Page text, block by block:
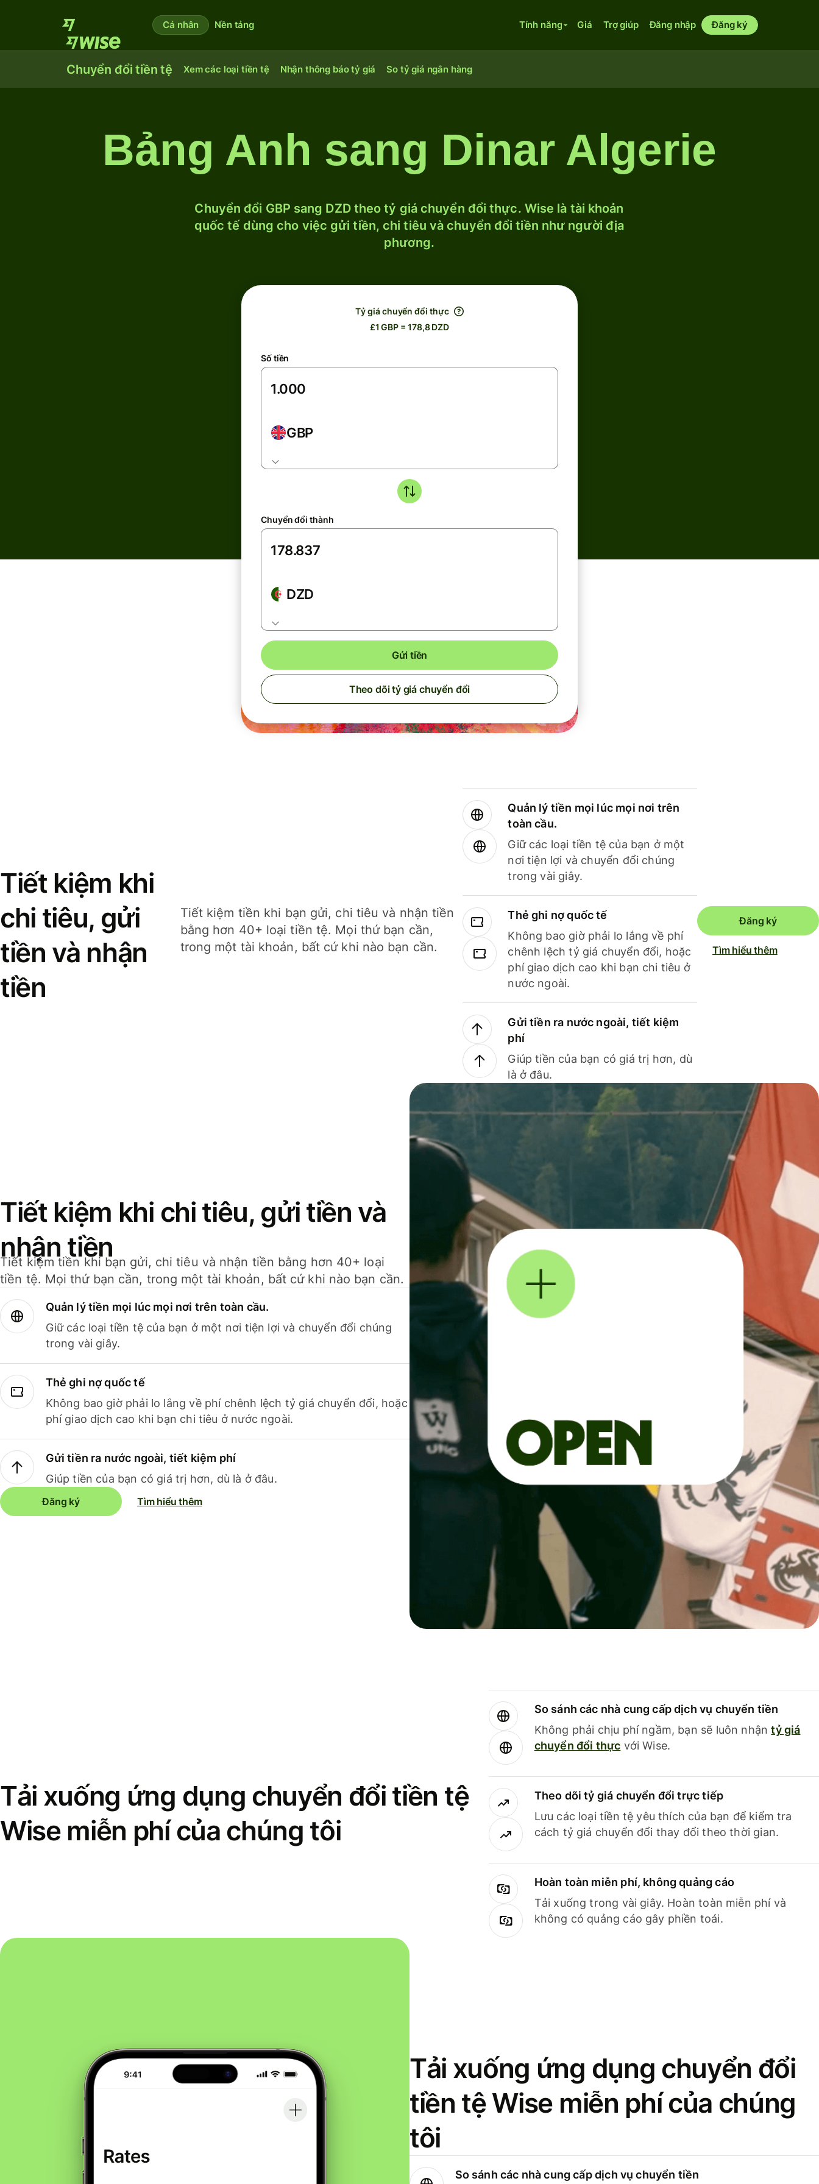
Cá nhân Nền tảng Tính năng Giá Trợ giúp Đăng nhập Đăng ký
Chuyển đổi tiền tệ Xem các loại tiền tệ Nhận thông báo tỷ giá So tỷ giá ngân hàng
Bảng Anh sang Dinar Algerie
Chuyển đổi GBP sang DZD theo tỷ giá chuyển đổi thực. Wise là tài khoản
quốc tế dùng cho việc gửi tiền, chi tiêu và chuyển đổi tiền như người địa
phương.
Tỷ giá chuyển đổi thực
£1 GBP = 178,8 DZD
Số tiền
GBP
Chuyển đổi thành
DZD
Gửi tiền
Theo dõi tỷ giá chuyển đổi
Tiết kiệm khi
chi tiêu, gửi
tiền và nhận
tiền
Tiết kiệm tiền khi bạn gửi, chi tiêu và nhận tiền
bằng hơn 40+ loại tiền tệ. Mọi thứ bạn cần,
trong một tài khoản, bất cứ khi nào bạn cần.
Quản lý tiền mọi lúc mọi nơi trên
toàn cầu.
Giữ các loại tiền tệ của bạn ở một
nơi tiện lợi và chuyển đổi chúng
trong vài giây.
Thẻ ghi nợ quốc tế
Không bao giờ phải lo lắng về phí
chênh lệch tỷ giá chuyển đổi, hoặc
phí giao dịch cao khi bạn chi tiêu ở
nước ngoài.
Gửi tiền ra nước ngoài, tiết kiệm
phí
Giúp tiền của bạn có giá trị hơn, dù
là ở đâu.
Đăng ký
Tìm hiểu thêm
Tiết kiệm khi chi tiêu, gửi tiền và
nhận tiền
Tiết kiệm tiền khi bạn gửi, chi tiêu và nhận tiền bằng hơn 40+ loại
tiền tệ. Mọi thứ bạn cần, trong một tài khoản, bất cứ khi nào bạn cần.
Quản lý tiền mọi lúc mọi nơi trên toàn cầu.
Giữ các loại tiền tệ của bạn ở một nơi tiện lợi và chuyển đổi chúng
trong vài giây.
Thẻ ghi nợ quốc tế
Không bao giờ phải lo lắng về phí chênh lệch tỷ giá chuyển đổi, hoặc
phí giao dịch cao khi bạn chi tiêu ở nước ngoài.
Gửi tiền ra nước ngoài, tiết kiệm phí
Giúp tiền của bạn có giá trị hơn, dù là ở đâu.
Đăng ký Tìm hiểu thêm
Tải xuống ứng dụng chuyển đổi tiền tệ
Wise miễn phí của chúng tôi
So sánh các nhà cung cấp dịch vụ chuyển tiền
Không phải chịu phí ngầm, bạn sẽ luôn nhậntỷ giá
chuyển đổi thực với Wise.
Theo dõi tỷ giá chuyển đổi trực tiếp
Lưu các loại tiền tệ yêu thích của bạn để kiểm tra
cách tỷ giá chuyển đổi thay đổi theo thời gian.
Hoàn toàn miễn phí, không quảng cáo
Tải xuống trong vài giây. Hoàn toàn miễn phí và
không có quảng cáo gây phiền toái.
Tải xuống ứng dụng chuyển đổi
tiền tệ Wise miễn phí của chúng
tôi
So sánh các nhà cung cấp dịch vụ chuyển tiền